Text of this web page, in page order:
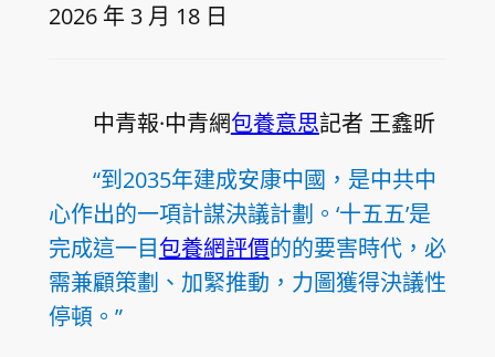
2026 年 3 月 18 日
中青報·中青網包養意思記者 王鑫昕
“到2035年建成安康中國，是中共中
心作出的一項計謀決議計劃。‘十五五’是
完成這一目包養網評價的的要害時代，必
需兼顧策劃、加緊推動，力圖獲得決議性
停頓。”